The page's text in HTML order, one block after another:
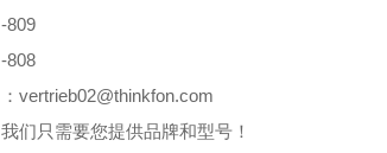
-809
-808
：vertrieb02@thinkfon.com
我们只需要您提供品牌和型号！